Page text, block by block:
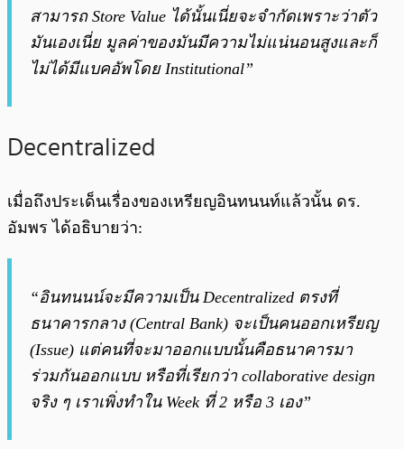
สามารถ Store Value ได้นั้นเนี่ยจะจำกัดเพราะว่าตัว
มันเองเนี่ย มูลค่าของมันมีความไม่แน่นอนสูงและก็
ไม่ได้มีแบคอัพโดย Institutional”
Decentralized
เมื่อถึงประเด็นเรื่องของเหรียญอินทนนท์แล้วนั้น ดร.
อัมพร ได้อธิบายว่า:
“อินทนนน์จะมีความเป็น Decentralized ตรงที่
ธนาคารกลาง (Central Bank) จะเป็นคนออกเหรียญ
(Issue) แต่คนที่จะมาออกแบบนั้นคือธนาคารมา
ร่วมกันออกแบบ หรือที่เรียกว่า collaborative design
จริง ๆ เราเพิ่งทำใน Week ที่ 2 หรือ 3 เอง”